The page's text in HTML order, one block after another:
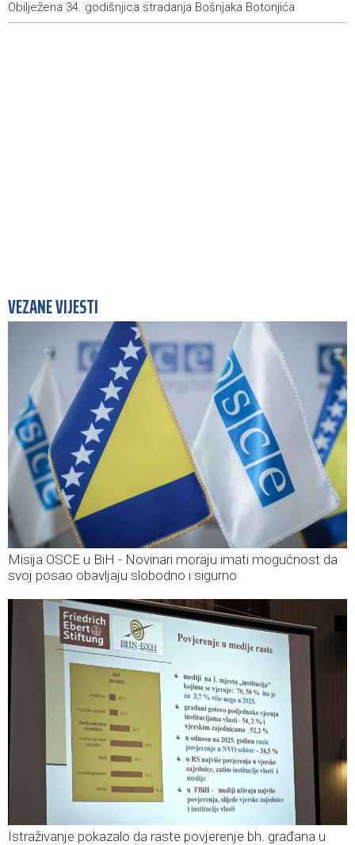
Obilježena 34. godišnjica stradanja Bošnjaka Botonjića
VEZANE VIJESTI
Misija OSCE u BiH - Novinari moraju imati mogućnost da
svoj posao obavljaju slobodno i sigurno
Istraživanje pokazalo da raste povjerenje bh. građana u